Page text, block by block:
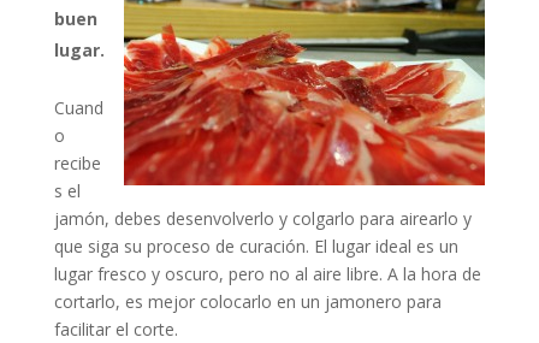
buen
lugar.
Cuand
o
recibe
s el
jamón, debes desenvolverlo y colgarlo para airearlo y
que siga su proceso de curación. El lugar ideal es un
lugar fresco y oscuro, pero no al aire libre. A la hora de
cortarlo, es mejor colocarlo en un jamonero para
facilitar el corte.